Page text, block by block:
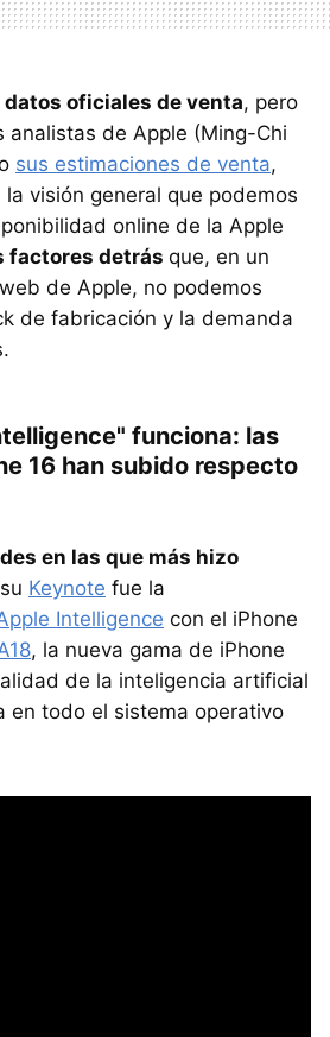
datos oficiales de venta, pero
analistas de Apple (Ming-Chi
sus estimaciones de venta,
visión general que podemos
online de la Apple
factores detrás que, en un
de Apple, no podemos
de fabricación y la demanda
funciona: las
16 han subido respecto
en las que más hizo
Keynote fue la
Intelligence con el iPhone
, la nueva gama de iPhone
de la inteligencia artificial
en todo el sistema operativo